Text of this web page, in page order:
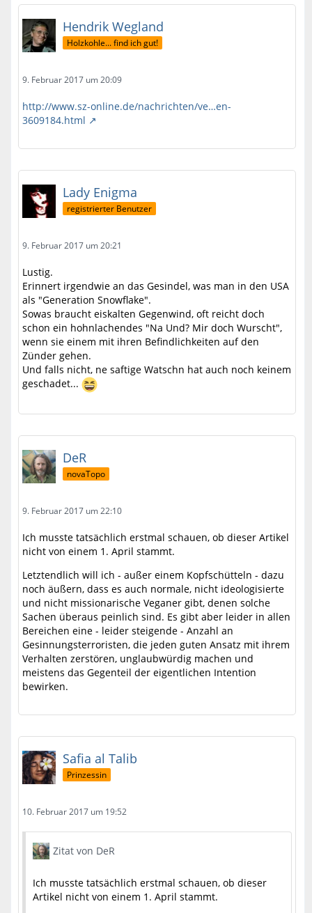
Hendrik Wegland
Holzkohle... find ich gut!
9. Februar 2017 um 20:09
http://www.sz-online.de/nachrichten/ve…en-
3609184.html
Lady Enigma
registrierter Benutzer
9. Februar 2017 um 20:21
Lustig.
Erinnert irgendwie an das Gesindel, was man in den USA
als "Generation Snowflake".
Sowas braucht eiskalten Gegenwind, oft reicht doch
schon ein hohnlachendes "Na Und? Mir doch Wurscht",
wenn sie einem mit ihren Befindlichkeiten auf den
Zünder gehen.
Und falls nicht, ne saftige Watschn hat auch noch keinem
geschadet...
DeR
novaTopo
9. Februar 2017 um 22:10
Ich musste tatsächlich erstmal schauen, ob dieser Artikel
nicht von einem 1. April stammt.
Letztendlich will ich - außer einem Kopfschütteln - dazu
noch äußern, dass es auch normale, nicht ideologisierte
und nicht missionarische Veganer gibt, denen solche
Sachen überaus peinlich sind. Es gibt aber leider in allen
Bereichen eine - leider steigende - Anzahl an
Gesinnungsterroristen, die jeden guten Ansatz mit ihrem
Verhalten zerstören, unglaubwürdig machen und
meistens das Gegenteil der eigentlichen Intention
bewirken.
Safia al Talib
Prinzessin
10. Februar 2017 um 19:52
Zitat von DeR
Ich musste tatsächlich erstmal schauen, ob dieser
Artikel nicht von einem 1. April stammt.